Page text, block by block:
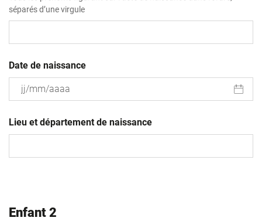
séparés d’une virgule
Date de naissance
slash
MM
Lieu et département de naissance
Enfant 2